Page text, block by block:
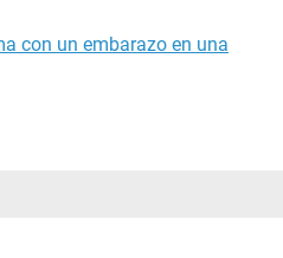
con un embarazo en una